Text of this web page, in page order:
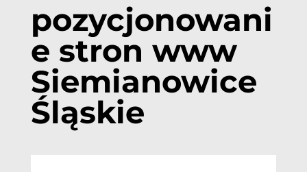
pozycjonowani
e stron www
Siemianowice
Śląskie